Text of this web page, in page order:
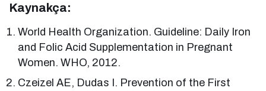
Kaynakça:
World Health Organization. Guideline: Daily Iron
and Folic Acid Supplementation in Pregnant
Women. WHO, 2012.
Czeizel AE, Dudas I. Prevention of the First